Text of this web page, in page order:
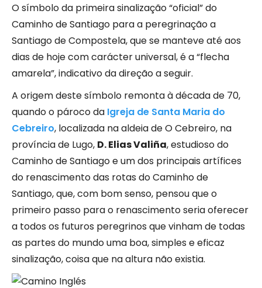
O símbolo da primeira sinalização “oficial” do
Caminho de Santiago para a peregrinação a
Santiago de Compostela, que se manteve até aos
dias de hoje com carácter universal, é a “flecha
amarela”, indicativo da direção a seguir.
A origem deste símbolo remonta à década de 70,
quando o pároco da Igreja de Santa Maria do
Cebreiro, localizada na aldeia de O Cebreiro, na
província de Lugo, D. Elias Valiña, estudioso do
Caminho de Santiago e um dos principais artífices
do renascimento das rotas do Caminho de
Santiago, que, com bom senso, pensou que o
primeiro passo para o renascimento seria oferecer
a todos os futuros peregrinos que vinham de todas
as partes do mundo uma boa, simples e eficaz
sinalização, coisa que na altura não existia.